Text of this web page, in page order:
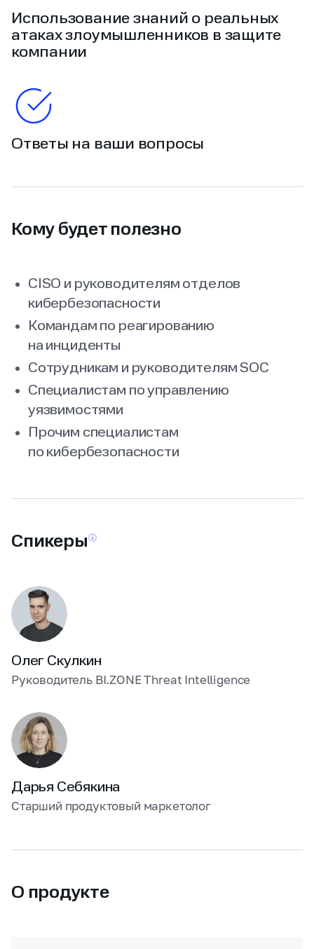
Использование знаний о реальных
атаках злоумышленников в защите
компании
Ответы на ваши вопросы
Кому будет полезно
CISO и руководителям отделов
кибербезопасности
Командам по реагированию
на инциденты
Сотрудникам и руководителям SOC
Специалистам по управлению
уязвимостями
Прочим специалистам
по кибербезопасности
Спикеры
Олег Скулкин
Руководитель BI.ZONE Threat Intelligence
Дарья Себякина
Старший продуктовый маркетолог
О продукте